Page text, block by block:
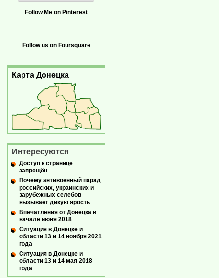
Follow Me on Pinterest
Follow us on Foursquare
Карта Донецка
Интересуются
Доступ к странице
запрещён
Почему антивоенный парад
российских, украинских и
зарубежных селебов
вызывает дикую ярость
Впечатления от Донецка в
начале июня 2018
Ситуация в Донецке и
области 13 и 14 ноября 2021
года
Ситуация в Донецке и
области 13 и 14 мая 2018
года